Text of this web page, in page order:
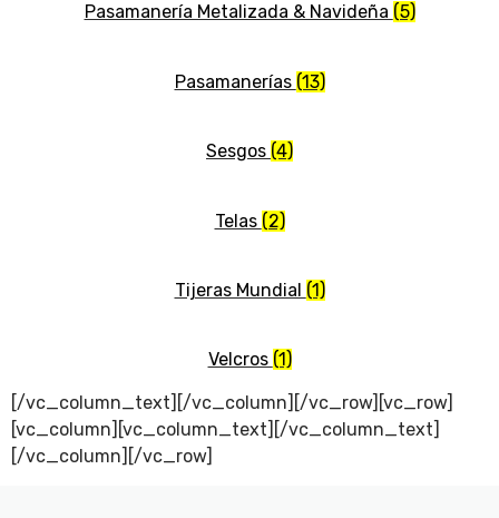
Pasamanería Metalizada & Navideña (5)
Pasamanerías (13)
Sesgos (4)
Telas (2)
Tijeras Mundial (1)
Velcros (1)
[/vc_column_text][/vc_column][/vc_row][vc_row]
[vc_column][vc_column_text][/vc_column_text]
[/vc_column][/vc_row]